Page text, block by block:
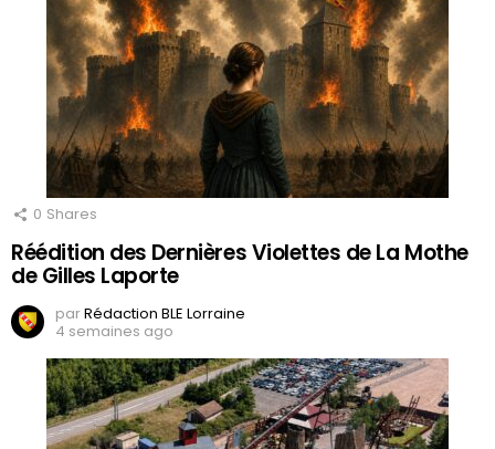
0 Shares
Réédition des Dernières Violettes de La Mothe
de Gilles Laporte
parRédaction BLE Lorraine
4 semaines ago